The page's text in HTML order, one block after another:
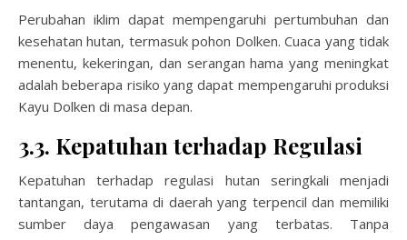
Perubahan iklim dapat mempengaruhi pertumbuhan dan
kesehatan hutan, termasuk pohon Dolken. Cuaca yang tidak
menentu, kekeringan, dan serangan hama yang meningkat
adalah beberapa risiko yang dapat mempengaruhi produksi
Kayu Dolken di masa depan.
3.3. Kepatuhan terhadap Regulasi
Kepatuhan terhadap regulasi hutan seringkali menjadi
tantangan, terutama di daerah yang terpencil dan memiliki
sumber daya pengawasan yang terbatas. Tanpa